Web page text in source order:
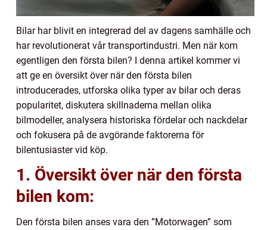
Bilar har blivit en integrerad del av dagens samhälle och
har revolutionerat vår transportindustri. Men när kom
egentligen den första bilen? I denna artikel kommer vi
att ge en översikt över när den första bilen
introducerades, utforska olika typer av bilar och deras
popularitet, diskutera skillnaderna mellan olika
bilmodeller, analysera historiska fördelar och nackdelar
och fokusera på de avgörande faktorerna för
bilentusiaster vid köp.
1. Översikt över när den första
bilen kom:
Den första bilen anses vara den ”Motorwagen” som